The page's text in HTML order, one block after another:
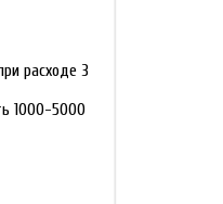
расходе 3
1000-5000